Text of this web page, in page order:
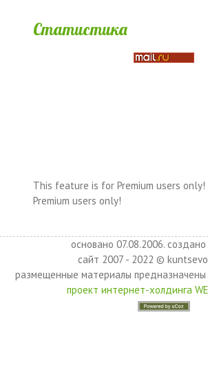
Статистика
This feature is for Premium users only!
Premium users only!
основано 07.08.2006.
сайт 2007 - 2022 ©
размещенные материалы
проект интернет-холдинга